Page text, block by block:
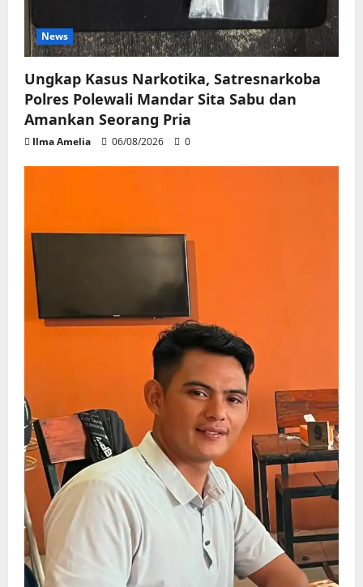
News
Ungkap Kasus Narkotika, Satresnarkoba
Polres Polewali Mandar Sita Sabu dan
Amankan Seorang Pria
Ilma Amelia 06/08/2026 0